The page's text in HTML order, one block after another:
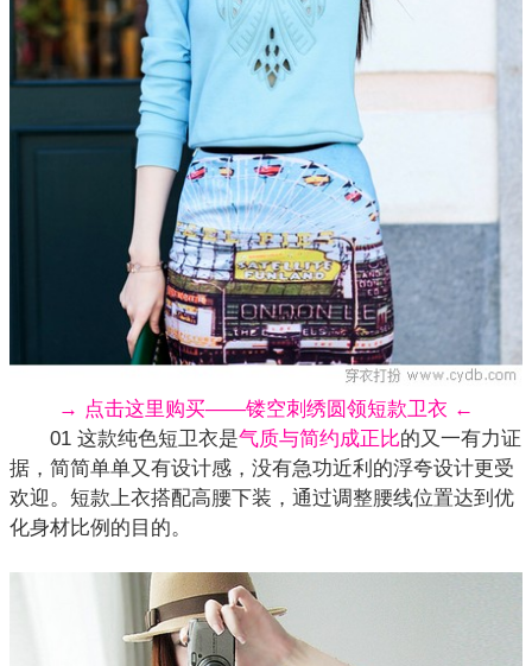
→ 点击这里购买——镂空刺绣圆领短款卫衣 ←
01 这款纯色短卫衣是气质与简约成正比的又一有力证
据，简简单单又有设计感，没有急功近利的浮夸设计更受
欢迎。短款上衣搭配高腰下装，通过调整腰线位置达到优
化身材比例的目的。